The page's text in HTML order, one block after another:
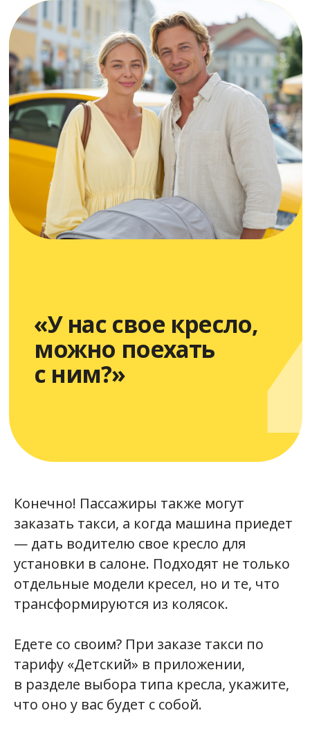
Конечно! Пассажиры также могут
заказать такси, а когда машина приедет
— дать водителю свое кресло для
установки в салоне. Подходят не только
отдельные модели кресел, но и те, что
трансформируются из колясок.
Едете со своим? При заказе такси по
тарифу «Детский» в приложении,
в разделе выбора типа кресла, укажите,
что оно у вас будет с собой.
В идеале знакомство
с перемещениями по городу
начаться с коротких
маршрутов. Еще лучше
делать это в первой
половине дня, когда
ребенок полон сил,
выспался и в настроении.
Так у него появятся
с дорогой и такси — он
быстрее освоится в машине
и можно будет впредь
ездить на более
Как приучить